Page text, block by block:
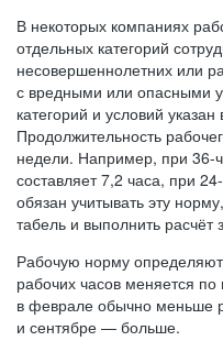
В некоторых компаниях
отдельных категорий
несовершеннолетних или
с вредными или опасными
категорий и условий указан
Продолжительность
недели. Например, при 36-
составляет 7,2 часа, при
обязан учитывать эту
табель и выполнить расчёт
Рабочую норму
рабочих часов меняется
в феврале обычно меньше
и сентябре — больше.